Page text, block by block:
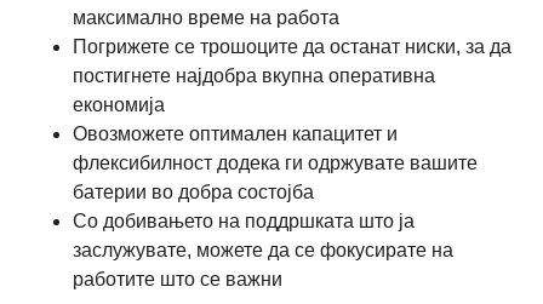
максимално време на работа
Погрижете се трошоците да останат ниски, за да
постигнете најдобра вкупна оперативна
економија
Овозможете оптимален капацитет и
флексибилност додека ги одржувате вашите
батерии во добра состојба
Со добивањето на поддршката што ја
заслужувате, можете да се фокусирате на
работите што се важни